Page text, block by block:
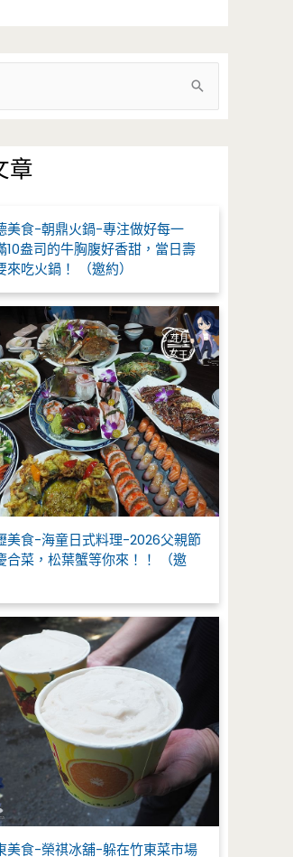
章
美食-朝鼎火鍋-專注做好每一
10盎司的牛胸腹好香甜，當日壽
來吃火鍋！ （邀約）
美食-海童日式料理-2026父親節
合菜，松葉蟹等你來！！ （邀
美食-榮祺冰舖-躲在竹東菜市場